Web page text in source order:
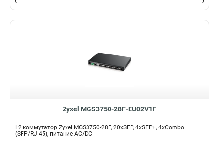
Zyxel MGS3750-28F-EU02V1F
L2 коммутатор Zyxel MGS3750-28F, 20xSFP, 4xSFP+, 4xCombo
(SFP/RJ-45), питание AC/DC